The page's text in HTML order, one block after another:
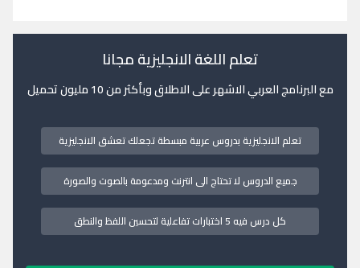
تعلم اللغة الانجليزية مجانا
مع البرنامج العربي الاشهر على الاطلاق وبأكثر من 10 مليون تحميل
تعلم الانجليزية بدروس عربية مبسطة تجعلك تعشق الانجليزية
جميع الدروس لا تحتاج الى انترنت ومدعومة بالصوت والصورة
كل درس فيه 5 اختبارات تفاعلية لتحسين اللفظ والنطق